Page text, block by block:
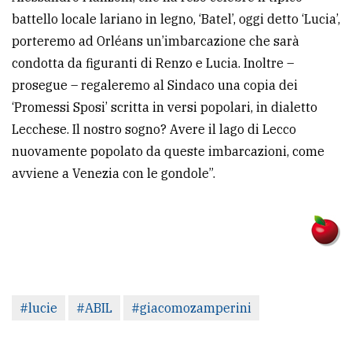
battello locale lariano in legno, ‘Batel’, oggi detto ‘Lucia’,
porteremo ad Orléans un’imbarcazione che sarà
condotta da figuranti di Renzo e Lucia. Inoltre –
prosegue – regaleremo al Sindaco una copia dei
‘Promessi Sposi’ scritta in versi popolari, in dialetto
Lecchese. Il nostro sogno? Avere il lago di Lecco
nuovamente popolato da queste imbarcazioni, come
avviene a Venezia con le gondole”.
#lucie #ABIL #giacomozamperini